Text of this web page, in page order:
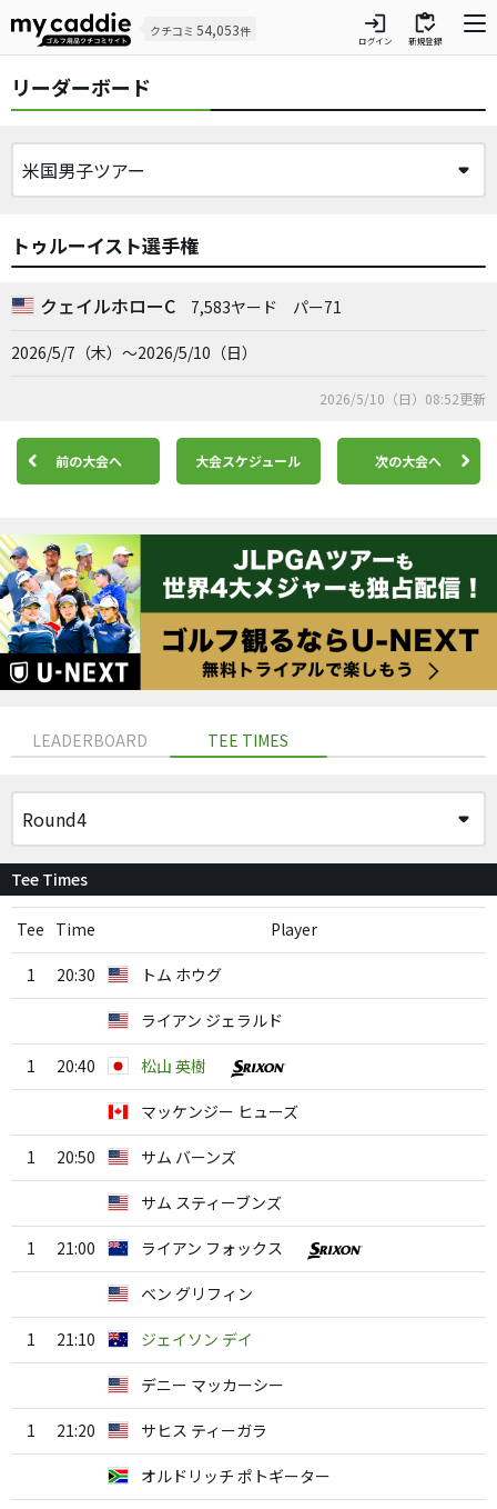
クチコミ 54,053件 login
ログイン
inventory
新規登録
リーダーボード
トゥルーイスト選手権
クェイルホローC 7,583ヤード パー71
2026/5/7（木）～2026/5/10（日）
2026/5/10（日）08:52更新
前の大会へ 大会スケジュール 次の大会へ
LEADERBOARD TEE TIMES
Tee Times
Tee Time Player
1 20:30 トム ホウグ
ライアン ジェラルド
1 20:40 松山 英樹
マッケンジー ヒューズ
1 20:50 サム バーンズ
サム スティーブンズ
1 21:00 ライアン フォックス
ベン グリフィン
1 21:10 ジェイソン デイ
デニー マッカーシー
1 21:20 サヒス ティーガラ
オルドリッチ ポトギーター